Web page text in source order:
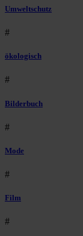
Umweltschutz
#
ökologisch
#
Bilderbuch
#
Mode
#
Film
#